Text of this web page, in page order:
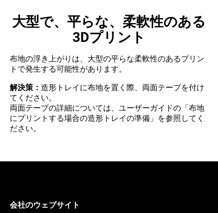
大型で、平らな、柔軟性のある
3Dプリント
布地の浮き上がりは、大型の平らな柔軟性のあるプリン
トで発生する可能性があります。
解決策： 造形トレイに布地を置く際、両面テープを付け
てください。
両面テープの詳細については、ユーザーガイドの「布地
にプリントする場合の造形トレイの準備」を参照してく
ださい。
会社のウェブサイト